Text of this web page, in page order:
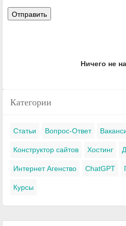
Ничего не
Категории
Статьи Вопрос-Ответ
Конструктор сайтов Хостинг
Интернет Агенство ChatGPT
Курсы